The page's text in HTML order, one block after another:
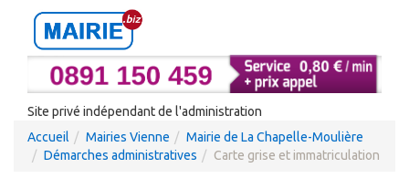
Site privé indépendant de l'administration
Accueil
Mairies Vienne
Mairie de La Chapelle-Moulière
Démarches administratives
Carte grise et immatriculation